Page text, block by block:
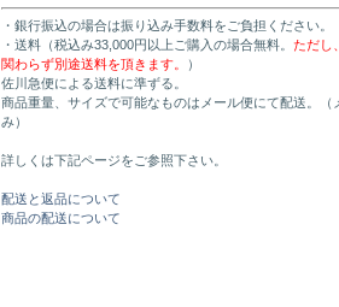
・銀行振込の場合は振り込み手数料をご負担ください。
・送料（税込み33,000円以上ご購入の場合無料。 ただし
関わらず別途送料を頂きます。
）
佐川急便による送料に準ずる。
商品重量、サイズで可能なものはメール便にて配送。
み）
詳しくは下記ページをご参照下さい。
配送と返品について
商品の配送について